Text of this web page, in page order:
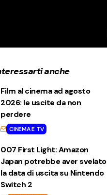
anche
Film al cinema ad agosto
2026: le uscite da non
perdere
CINEMA E TV
007 First Light: Amazon
Japan potrebbe aver svelato
la data di uscita su Nintendo
Switch 2